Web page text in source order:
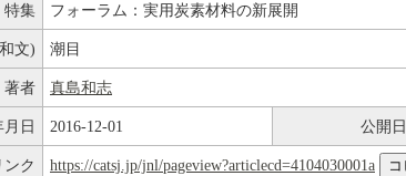
特集 フォーラム：実用炭素材料の新展開
文) 潮目
著者 真島和志
日 2016-12-01 公開日
ク https://catsj.jp/jnl/pageview?articlecd=4104030001a